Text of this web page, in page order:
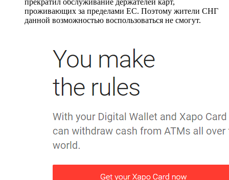
прекратил обслуживание держателей карт,
проживающих за пределами ЕС. Поэтому жители СНГ
данной возможностью воспользоваться не смогут.